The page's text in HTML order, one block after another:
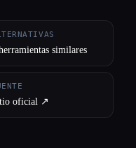
similares
oficial ↗︎